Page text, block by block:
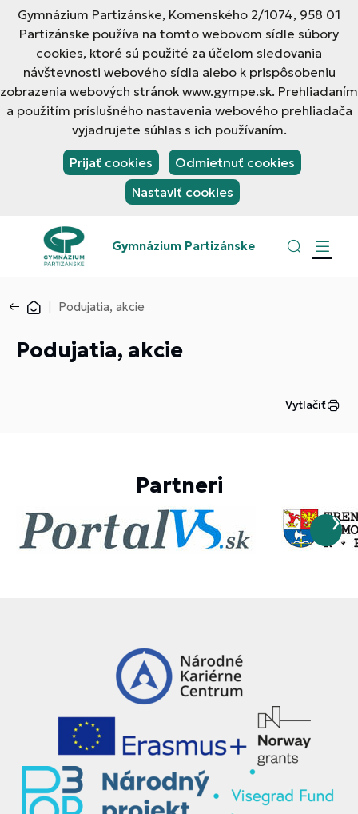
Gymnázium Partizánske, Komenského 2/1074, 958 01
Partizánske používa na tomto webovom sídle súbory
cookies, ktoré sú použité za účelom sledovania
návštevnosti webového sídla alebo k prispôsobeniu
zobrazenia webových stránok www.gympe.sk. Prehliadaním
a použitím príslušného nastavenia webového prehliadača
vyjadrujete súhlas s ich používaním.
Prijať cookies
Odmietnuť cookies
Nastaviť cookies
Gymnázium Partizánske
Podujatia, akcie
Podujatia, akcie
Vytlačiť
Partneri